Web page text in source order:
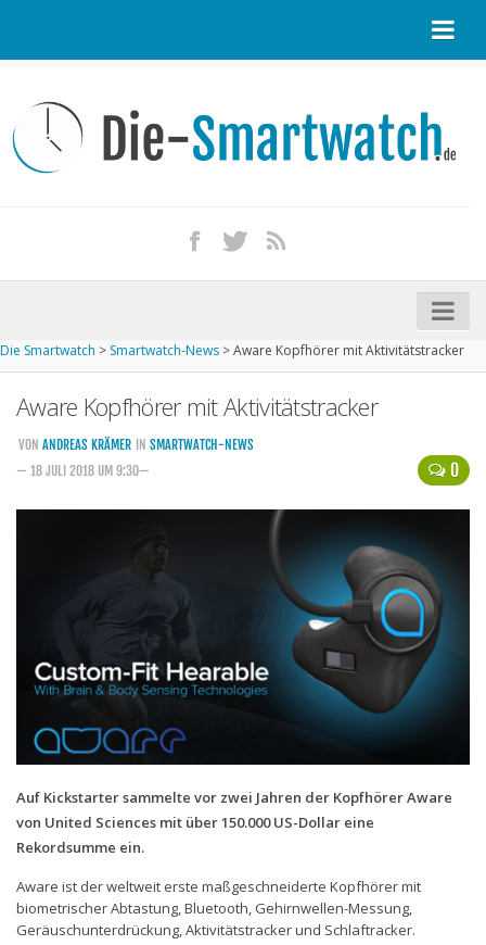
Kontakt / Tipp geben
Impressum
iPhone kaufen
Startseite
Aktuelle Smartwatches im Test
Kommende Smartwatches
Smartphonetarife
Datentarife
o2
Smartphonetarife
Prepaid-Tarife
Flatrate-Prepaidtarife
Mobilfunk-Tarifrechner
Flatrate-Datentarife
Die Smartwatch > Smartwatch-News >Aware Kopfhörer mit Aktivitätstracker
Aware Kopfhörer mit Aktivitätstracker
0
VON ANDREAS KRÄMER IN SMARTWATCH-NEWS
— 18 JULI 2018 UM 9:30—
Auf Kickstarter sammelte vor zwei Jahren der Kopfhörer Aware
von United Sciences mit über 150.000 US-Dollar eine
Rekordsumme ein.
Aware ist der weltweit erste maßgeschneiderte Kopfhörer mit
biometrischer Abtastung, Bluetooth, Gehirnwellen-Messung,
Geräuschunterdrückung, Aktivitätstracker und Schlaftracker.